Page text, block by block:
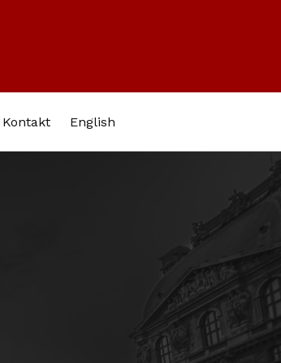
Kontakt English